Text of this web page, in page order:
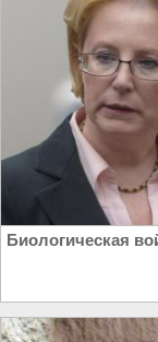
Биологическая